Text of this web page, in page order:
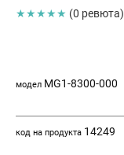
★★★★★ (0 ревюта)
модел MG1-8300-000
код на продукта 14249